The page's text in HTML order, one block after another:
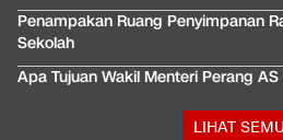
Penampakan Ruang Penyimpanan
Sekolah
Apa Tujuan Wakil Menteri Perang
LIHAT